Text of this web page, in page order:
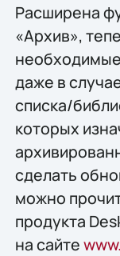
Расширена
«Архив»,
даже в
списка/
которых
сделать
можно
продукта
на сайте